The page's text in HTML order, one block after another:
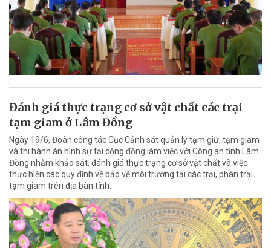
Đánh giá thực trạng cơ sở vật chất các trại
tạm giam ở Lâm Đồng
Ngày 19/6, Đoàn công tác Cục Cảnh sát quản lý tạm giữ, tạm giam
và thi hành án hình sự tại cộng đồng làm việc với Công an tỉnh Lâm
Đồng nhằm khảo sát, đánh giá thực trạng cơ sở vật chất và việc
thực hiện các quy định về bảo vệ môi trường tại các trại, phân trại
tạm giam trên địa bàn tỉnh.